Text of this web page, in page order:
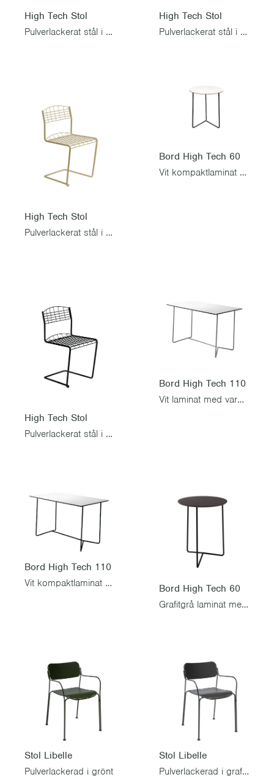
High Tech Stol
Pulverlackerat stål i Petrol
High Tech Stol
Pulverlackerat stål i Chestnut
High Tech Stol
Pulverlackerat stål i Ivory
Bord High Tech 60
Vit kompaktlaminat med svart stativ
High Tech Stol
Pulverlackerat stål i Black
Bord High Tech 110
Vit laminat med varmförzinkat stativ
Bord High Tech 110
Vit kompaktlaminat med svart stativ
Bord High Tech 60
Grafitgrå laminat med svart stativ
Stol Libelle
Pulverlackerad i grönt
Stol Libelle
Pulverlackerad i grafitgrå